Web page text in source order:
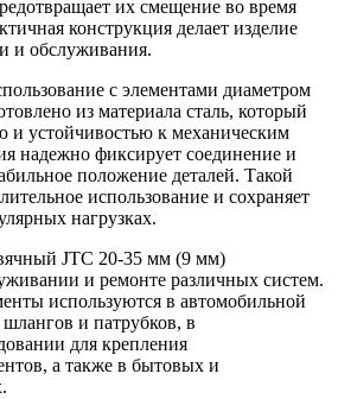
их смещение во время
конструкция делает изделие
и обслуживания.
с элементами диаметром
из материала сталь, который
и устойчивостью к механическим
надежно фиксирует соединение и
положение деталей. Такой
использование и сохраняет
нагрузках.
JTC 20-35 мм (9 мм)
и ремонте различных систем.
используются в автомобильной
и патрубков, в
для крепления
а также в бытовых и